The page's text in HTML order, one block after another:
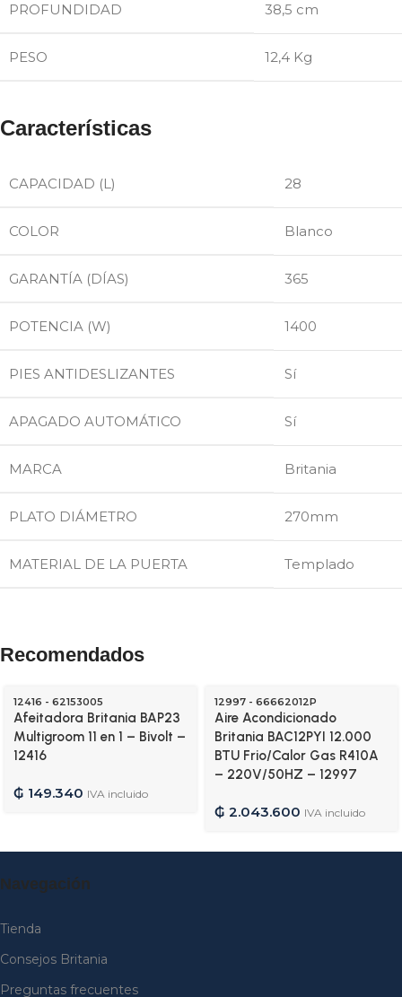
PROFUNDIDAD 38,5 cm
PESO 12,4 Kg
Características
CAPACIDAD (L) 28
COLOR Blanco
GARANTÍA (DÍAS) 365
POTENCIA (W) 1400
PIES ANTIDESLIZANTES Sí
APAGADO AUTOMÁTICO Sí
MARCA Britania
PLATO DIÁMETRO 270mm
MATERIAL DE LA PUERTA Templado
Recomendados
12416 - 62153005
Afeitadora Britania BAP23
Multigroom 11 en 1 – Bivolt –
12416
₲ 149.340 IVA incluido
12997 - 66662012P
Aire Acondicionado
Britania BAC12PYI 12.000
BTU Frio/Calor Gas R410A
– 220V/50HZ – 12997
₲ 2.043.600 IVA incluido
Navegación
Tienda
Consejos Britania
Preguntas frecuentes